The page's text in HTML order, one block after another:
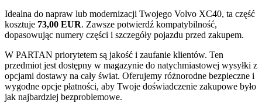
Idealna do napraw lub modernizacji Twojego Volvo XC40, ta część
kosztuje 73,00 EUR. Zawsze potwierdź kompatybilność,
dopasowując numery części i szczegóły pojazdu przed zakupem.
W PARTAN priorytetem są jakość i zaufanie klientów. Ten
przedmiot jest dostępny w magazynie do natychmiastowej wysyłki z
opcjami dostawy na cały świat. Oferujemy różnorodne bezpieczne i
wygodne opcje płatności, aby Twoje doświadczenie zakupowe było
jak najbardziej bezproblemowe.